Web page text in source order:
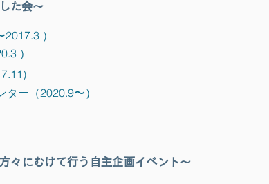
た会〜
）
）
ー（2020.9〜）
々にむけて行う自主企画イベント〜